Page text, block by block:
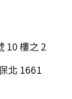
10 樓之 2
北 1661